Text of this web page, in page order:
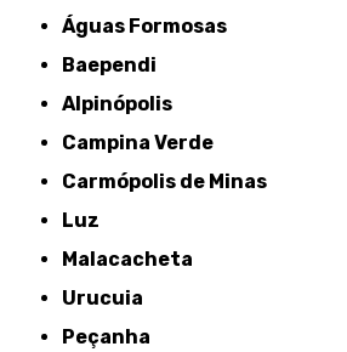
Águas Formosas
Baependi
Alpinópolis
Campina Verde
Carmópolis de Minas
Luz
Malacacheta
Urucuia
Peçanha